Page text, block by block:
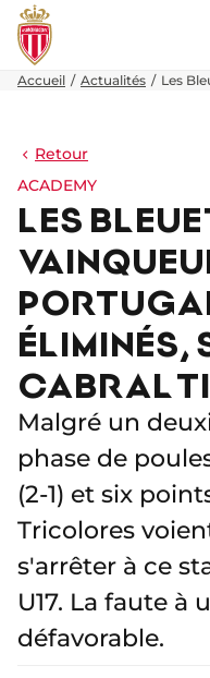
Accueil Actualités Les
Retour
ACADEMY
LES
ÉLIMINÉS,
CABRAL
Malgré un
phase de
(2-1) et six
Tricolores
s'arrêter à ce
U17. La faute à
défavorable.